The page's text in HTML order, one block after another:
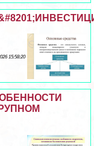
15:58:20